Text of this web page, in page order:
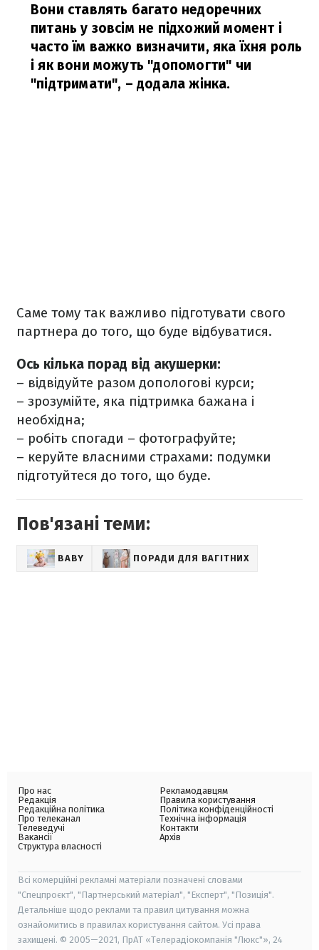
Вони ставлять багато недоречних
питань у зовсім не підхожий момент і
часто їм важко визначити, яка їхня роль
і як вони можуть "допомогти" чи
"підтримати", – додала жінка.
Саме тому так важливо підготувати свого
партнера до того, що буде відбуватися.
Ось кілька порад від акушерки:
– відвідуйте разом допологові курси;
– зрозумійте, яка підтримка бажана і
необхідна;
– робіть спогади – фотографуйте;
– керуйте власними страхами: подумки
підготуйтеся до того, що буде.
Пов'язані теми:
BABY ПОРАДИ ДЛЯ ВАГІТНИХ
Про нас
Редакція
Редакційна політика
Про телеканал
Телеведучі
Вакансії
Структура власності
Рекламодавцям
Правила користування
Політика конфіденційності
Технічна інформація
Контакти
Архів
Всі комерційні рекламні матеріали позначені словами
"Спецпроєкт", "Партнерський матеріал", "Експерт", "Позиція".
Детальніше щодо реклами та правил цитування можна
ознайомитись в правилах користування сайтом. Усі права
захищені. © 2005—2021, ПрАТ «Телерадіокомпанія "Люкс"», 24